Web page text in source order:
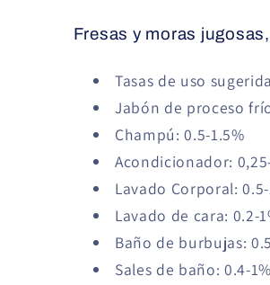
Fresas y moras
Tasas de uso
Jabón de proceso
Champú: 0.5-1.5%
Acondicionador:
Lavado Corporal:
Lavado de cara: 0.2-
Baño de burbujas:
Sales de baño: 0.4-1%